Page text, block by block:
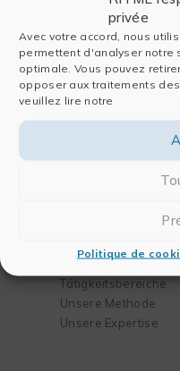
privée
Avec votre accord, nous
permettent d'analyser notre
optimale. Vous pouvez
opposer aux traitements
veuillez lire notre
Politique de
Firma
Wer sind wir
Seite Geschichte
Unser Team
Ihre
Tätigkeitsbereiche
Unsere Methode
Unsere Expertise